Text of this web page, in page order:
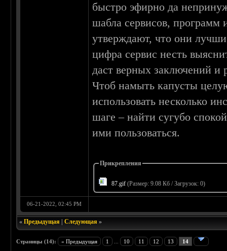
быстро эфирно да
шабла сервисов, программ
утверждают, что они
цифра сервис несть
даст верных заключений
Чтоб намыть капусты
использовать несколько
шаге – найти сугубо
ими пользоваться.
Прикрепления
87.gif (Размер: 9.08 Кб / Загрузок: 0)
06-21-2022, 02:45 PM
«Предыдущая |Следующая »
Страницы (14): « Предыдущая 1 10 11 12 13 14